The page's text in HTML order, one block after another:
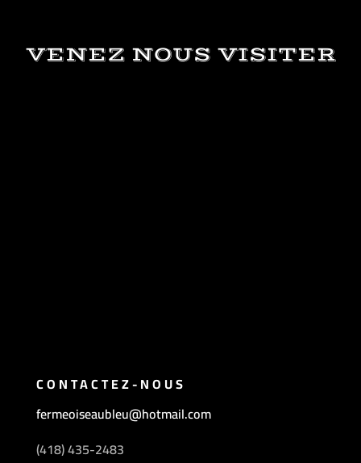
VENEZ NOUS VISITER
CONTACTEZ-NOUS
fermeoiseaubleu@hotmail.com
(418) 435-2483